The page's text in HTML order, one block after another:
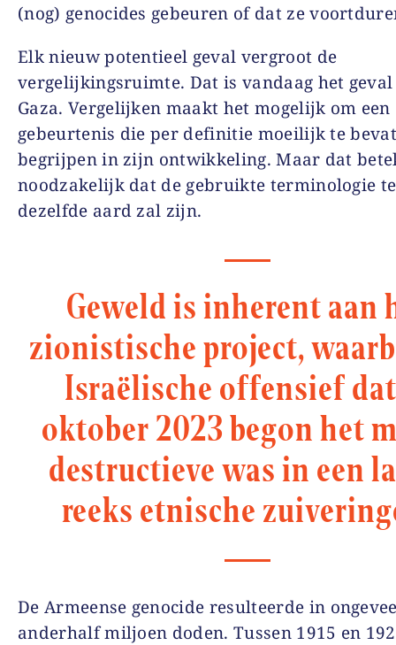
(nog) genocides gebeuren of dat ze
Elk nieuw potentieel geval vergroot de
vergelijkingsruimte. Dat is vandaag het
Gaza. Vergelijken maakt het mogelijk om een
gebeurtenis die per definitie moeilijk te
begrijpen in zijn ontwikkeling. Maar dat
noodzakelijk dat de gebruikte terminologie
dezelfde aard zal zijn.
Geweld is inherent aan
zionistische project,
Israëlische offensief
oktober 2023 begon het
destructieve was in een
reeks etnische
De Armeense genocide resulteerde in
anderhalf miljoen doden. Tussen 1915 en